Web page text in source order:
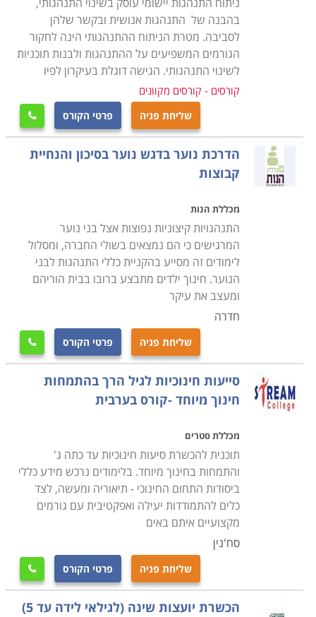
מוסדות שונים ברחבי הארץ מציעים מגוון רחב של לימודי
חינוך. אם החברה הסובבת לא הצליחה לייאש אתכם, ובכל
זאת החלטתם לפנות ללימודים בתחום, אל תרוצו להירשם.
הקדישו זמן להחליט מה אתם רוצים ללמוד ולפי החלטה
זאת, בחרו את מוסד הלימודים המתאים לכם. הריבוי של
מוסדות אקדמיים המלמדים נושא זה מאפשר לבחור
ולהתמקד בתחום ונושאים פרטניים הקרובים לליבו, בין אם
מדובר בקורסים בהוראה וחינוך לנוער, למבוגרים או לגיל
הרך.
המתעניינים בלימודי חינוך והוראה, יוכלו למצוא חוגים לתואר
או קורסים נפרדים בסוגיות חינוכיות שונות, במכללות ייעודיות
ברחבי הארץ ובמחלקות הרלוונטיות באוניברסיטאות
בירושלים, תל אביב, חיפה, באר שבע ועוד.
בהבנה של התנהגות אנושית ובקשר שלהן
לסביבה. מטרת הניתוח ההתנהגותי הינה לחקור
הגורמים המשפיעים על ההתנהגות ולבנות תוכניות
לשינוי התנהגותי. הגישה דוגלת בעיקרון לפיו
קורסים - קורסים מקוונים
שליחת פניה פרטי הקורס 
הדרכת נוער בדגש נוער בסיכון והנחיית
קבוצות
מכללת הנות
התנהגויות קיצוניות נפוצות אצל בני נוער
המרגישים כי הם נמצאים בשולי החברה, ומסלול
לימודים זה מסייע בהקניית כללי התנהגות לבני
הנוער. חינוך ילדים מתבצע ברובו בבית הוריהם
ומעצב את עיקר
חדרה
שליחת פניה פרטי הקורס 
סייעות חינוכיות לגיל הרך בהתמחות
חינוך מיוחד -קורס בערבית
מכללת סטרים
תוכנית להכשרת סיעות חינוכיות עד כתה ג'
והתמחות בחינוך מיוחד. בלימודים נרכש מידע כללי
ביסודות התחום החינוכי - תיאוריה ומעשה, לצד
כלים להתמודדות יעילה ואפקטיבית עם גורמים
מקצועיים איתם באים
סח'נין
שליחת פניה פרטי הקורס 
הכשרת יועצות שינה (לגילאי לידה עד 5)